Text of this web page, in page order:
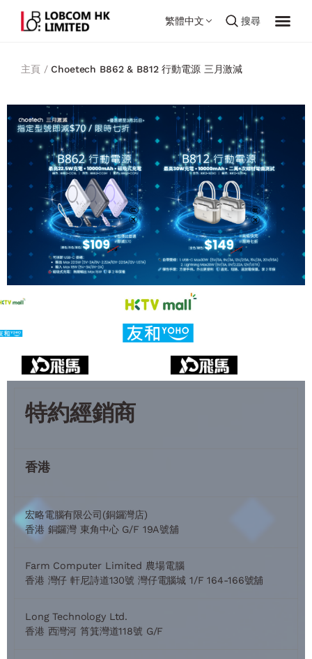
繁體中文 搜尋
主頁 /Choetech B862 & B812 行動電源 三月激減
特約經銷商
香港
宏略電腦有限公司(銅鑼灣店)
香港 銅鑼灣 東角中心 G/F 19A號舖
Farm Computer Limited 農場電腦
香港 灣仔 軒尼詩道130號 灣仔電腦城 1/F 164-166號舖
Long Technology Ltd.
香港 西灣河 筲箕灣道118號 G/F